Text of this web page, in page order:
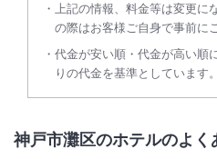
上記の情報、料金等は変更に
の際はお客様ご自身で事前に
代金が安い順・代金が高い順
りの代金を基準としています。
神戸市灘区のホテルのよく